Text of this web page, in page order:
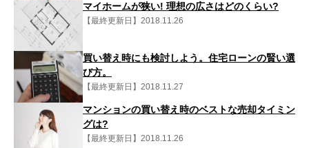
マイホームが狭い! 理想の広さはどのくらい?
【最終更新日】2018.11.26
買い替え時にも検討しよう。住宅ローンの賢い選
び方。
【最終更新日】2018.11.27
マンションの買い替え時のベストな売却タイミン
グは?
【最終更新日】2018.11.26